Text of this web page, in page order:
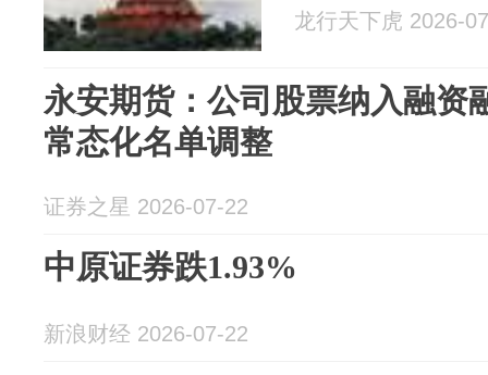
龙行天下虎 2026-
永安期货：公司股票纳入融资
常态化名单调整
证券之星 2026-07-22
中原证券跌1.93%
新浪财经 2026-07-22